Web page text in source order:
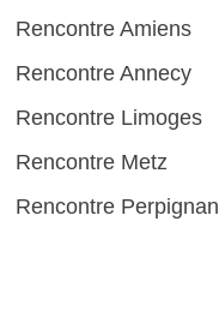
Rencontre Amiens
Rencontre Annecy
Rencontre Limoges
Rencontre Metz
Rencontre Perpignan